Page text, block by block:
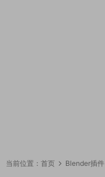
当前位置： 首页 Blender插件